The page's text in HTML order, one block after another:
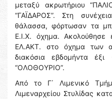
μεταξύ ακρωτήριου
“ΓΑΪΔΑΡΟΣ”. Στη
θάλασσα, φόρτωσαν τα
Ε.Ι.Χ. όχημα.
ΕΛ.ΑΚΤ. στο όχημα των
διακόσια εβδομήντα
“ΟΛΟΘΟΥΡΙΟ”.
Από το Γ΄ Λιμενικό
Λιμεναρχείου Στυλίδας